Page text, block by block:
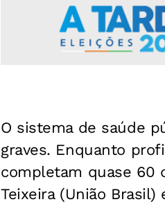
O sistema de saúde
graves. Enquanto
completam quase 60
Teixeira (União